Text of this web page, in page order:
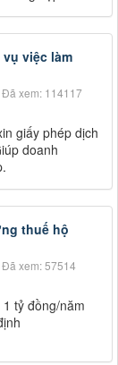
việc làm
Đã xem: 114117
giấy phép dịch
doanh
thuế hộ
Đã xem: 57514
tỷ đồng/năm